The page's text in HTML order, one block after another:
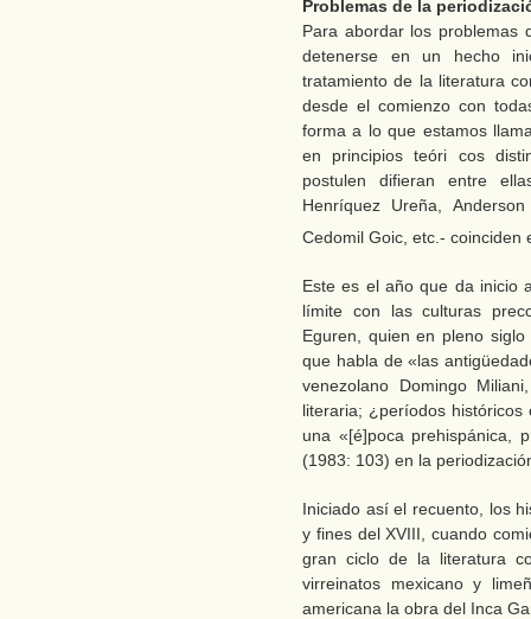
Problemas de la
Para abordar los problemas
detenerse en un hecho
tratamiento de la literatura
desde el comienzo con
forma a lo que estamos
en principios teóri cos
postulen difieran entre
Henríquez Ureña,
Cedomil Goic, etc.- coinciden
Este es el año que da inicio
límite con las culturas
Eguren, quien en pleno
que habla de «las
venezolano Domingo
literaria; ¿períodos
una «[é]poca prehispánica,
(1983: 103) en la
Iniciado así el recuento, los
y fines del XVIII, cuando
gran ciclo de la literatura
virreinatos mexicano y
americana la obra del Inca